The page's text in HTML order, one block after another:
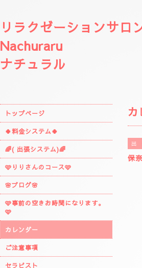
リラクゼーションサロ
Nachuraru
ナチュラル
カ
出
保
トップページ
🍀料金システム🍀
🌈( 出張システム)🌈
🩷りりさんのコース🩷
🌸ブログ🌸
🩷事前の空きお時間になります。
🩷
カレンダー
ご注意事項
セラピスト